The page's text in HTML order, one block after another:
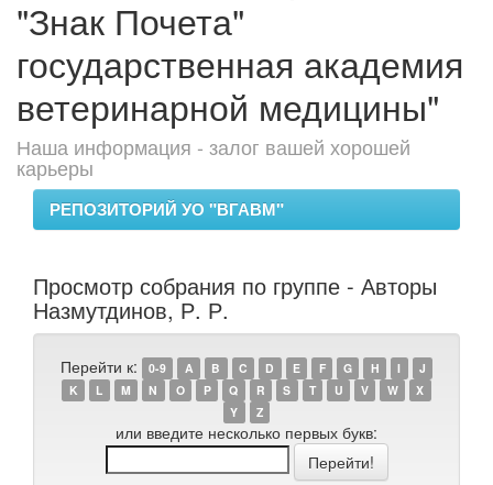
"Знак Почета"
государственная академия
ветеринарной медицины"
Наша информация - залог вашей хорошей
карьеры
РЕПОЗИТОРИЙ УО "ВГАВМ"
Просмотр собрания по группе - Авторы
Назмутдинов, Р. Р.
Перейти к: 0-9 A B C D E F G H I
J
K
L M N O P Q R S T U V W
X
Y
Z
или введите несколько первых букв: